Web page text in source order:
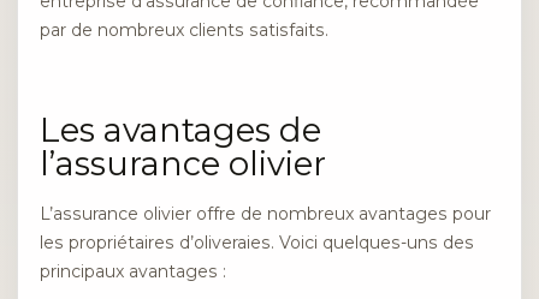
par de nombreux clients satisfaits.
Les avantages de
l’assurance olivier
L’assurance olivier offre de nombreux avantages pour
les propriétaires d’oliveraies. Voici quelques-uns des
principaux avantages :